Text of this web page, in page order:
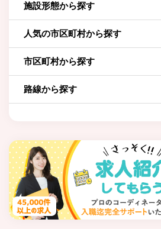
施設形態から探す
人気の市区町村から探す
市区町村から探す
路線から探す